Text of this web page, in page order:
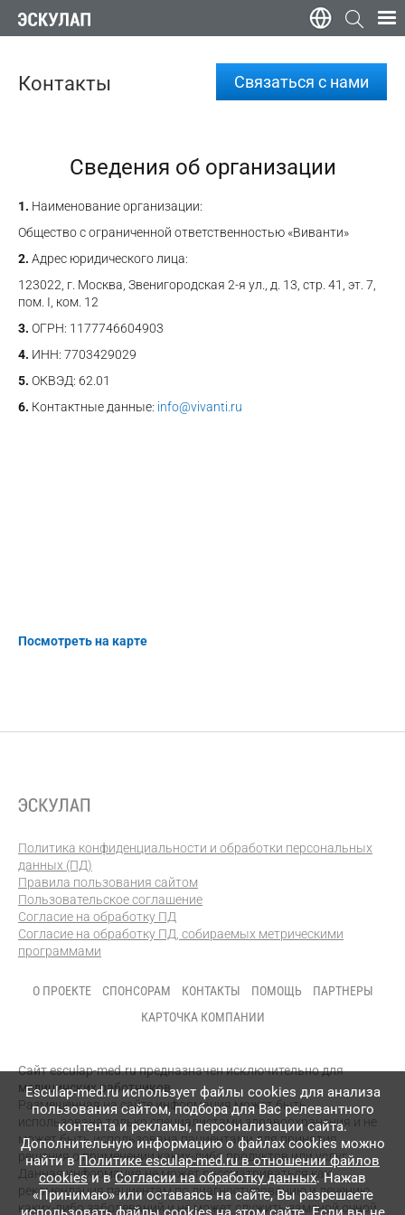
Контакты Связаться с нами
Сведения об организации
1. Наименование организации:
Общество с ограниченной ответственностью «Виванти»
2. Адрес юридического лица:
123022, г. Москва Звенигородская 2-я ул., д. 13, стр. 41, эт. 7,
пом. I, ком. 12
3. ОГРН: 1177746604903
4. ИНН: 7703429029
5. ОКВЭД: 62.01
6. Контактные данные: info@vivanti.ru
Посмотреть на карте
Политика конфиденциальности и обработки персональных
данных (ПД)
Правила пользования сайтом
Пользовательское соглашение
Согласие на обработку ПД
Согласие на обработку ПД, собираемых метрическими
программами
О ПРОЕКТЕ СПОНСОРАМ КОНТАКТЫ ПОМОЩЬ
ПАРТНЕРЫ
КАРТОЧКА КОМПАНИИ
Сайт esculap-med.ru предназначен исключительно для
медицинских работников.
Размещенная на сайте информация может быть
использована только специалистами здравоохранения и не
может быть использована пациентами для принятия
решения о применении каких-либо продуктов или услуг.
Данная информация не может рассматриваться как
рекомендация пациентам по диагностированию и лечению
каких-либо заболеваний и не может служить заменой очной
Esculap-med.ru использует файлы сookies для анализа
пользования сайтом, подбора для Вас релевантного
контента и рекламы, персонализации сайта.
Дополнительную информацию о файлах cookies можно
найти вПолитике esculap-med.ru в отношении файлов
cookiesи вСогласии на обработку данных. Нажав
«Принимаю» или оставаясь на сайте, Вы разрешаете